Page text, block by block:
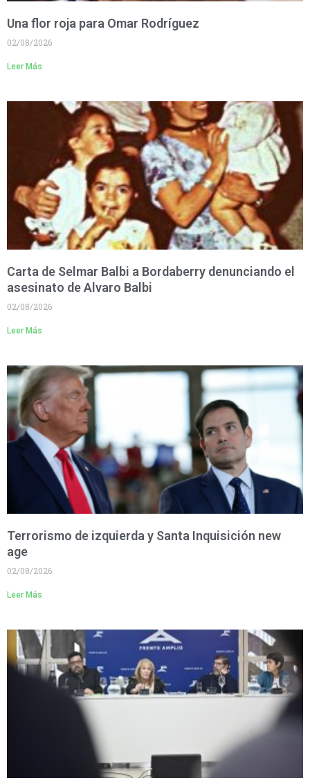
Una flor roja para Omar Rodríguez
02/08/2026
Leer Más
Carta de Selmar Balbi a Bordaberry denunciando el
asesinato de Alvaro Balbi
02/08/2026
Leer Más
Terrorismo de izquierda y Santa Inquisición new
age
02/08/2026
Leer Más